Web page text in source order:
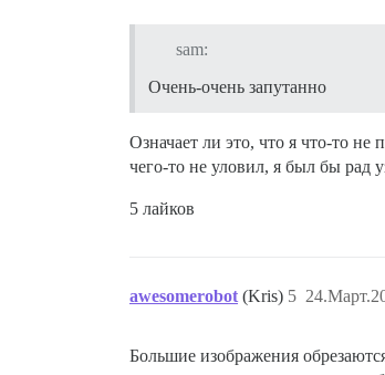
sam:
Очень-очень запутанно
Означает ли это, что я что-то
чего-то не уловил, я был бы рад
5 лайков
awesomerobot (Kris) 5
Большие изображения